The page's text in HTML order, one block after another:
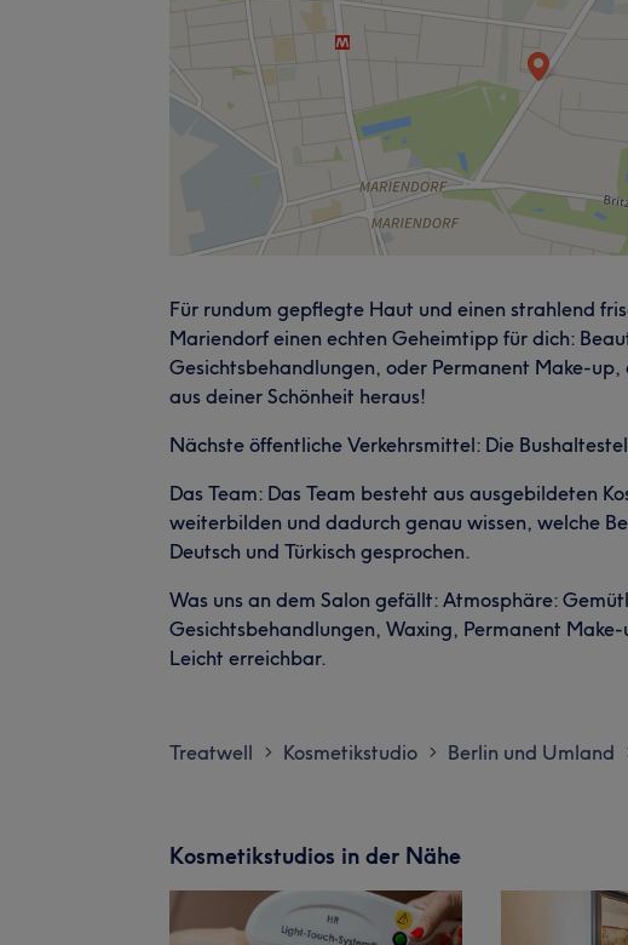
Für rundum gepflegte Haut und einen strahlend
Mariendorf einen echten Geheimtipp für dich:
Gesichtsbehandlungen, oder Permanent Make-
aus deiner Schönheit heraus!
Nächste öffentliche Verkehrsmittel: Die
Das Team: Das Team besteht aus ausgebildeten
weiterbilden und dadurch genau wissen, welche
Deutsch und Türkisch gesprochen.
Was uns an dem Salon gefällt: Atmosphäre:
Gesichtsbehandlungen, Waxing, Permanent
Leicht erreichbar.
Treatwell > Kosmetikstudio > Berlin und Umland
Kosmetikstudios in der Nähe